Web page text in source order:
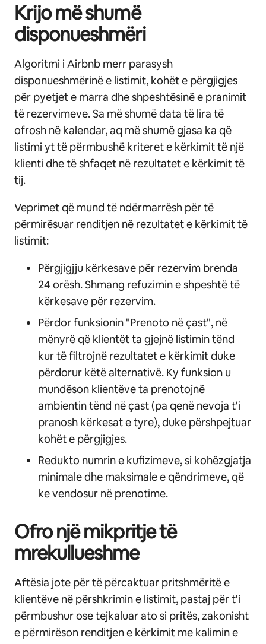
Krijo më shumë
disponueshmëri
Algoritmi i Airbnb merr parasysh
disponueshmërinë e listimit, kohët e përgjigjes
për pyetjet e marra dhe shpeshtësinë e pranimit
të rezervimeve. Sa më shumë data të lira të
ofrosh në kalendar, aq më shumë gjasa ka që
listimi yt të përmbushë kriteret e kërkimit të një
klienti dhe të shfaqet në rezultatet e kërkimit të
tij.
Veprimet që mund të ndërmarrësh për të
përmirësuar renditjen në rezultatet e kërkimit të
listimit:
Përgjigjju kërkesave për rezervim brenda
24 orësh. Shmang refuzimin e shpeshtë të
kërkesave për rezervim.
Përdor funksionin "Prenoto në çast", në
mënyrë që klientët ta gjejnë listimin tënd
kur të filtrojnë rezultatet e kërkimit duke
përdorur këtë alternativë. Ky funksion u
mundëson klientëve ta prenotojnë
ambientin tënd në çast (pa qenë nevoja t'i
pranosh kërkesat e tyre), duke përshpejtuar
kohët e përgjigjes.
Redukto numrin e kufizimeve, si kohëzgjatja
minimale dhe maksimale e qëndrimeve, që
ke vendosur në prenotime.
Ofro një mikpritje të
mrekullueshme
Aftësia jote për të përcaktuar pritshmëritë e
klientëve në përshkrimin e listimit, pastaj për t'i
përmbushur ose tejkaluar ato si pritës, zakonisht
e përmirëson renditjen e kërkimit me kalimin e